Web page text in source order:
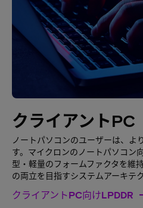
クライアントPC
ノートパソコンのユーザーは、よ
す。マイクロンのノートパソコン
型・軽量のフォームファクタを維
の両立を目指すシステムアーキテ
クライアントPC向けLPDDR